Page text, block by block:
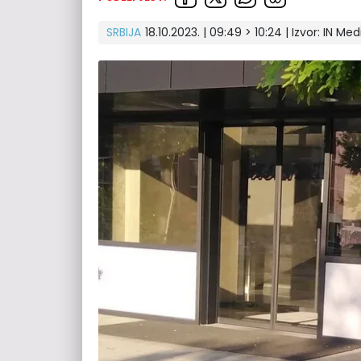
SRBIJA 18.10.2023. | 09:49 > 10:24 | Izvor: IN